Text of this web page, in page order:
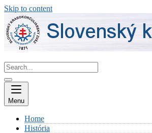
Skip to content
Menu
Home
História